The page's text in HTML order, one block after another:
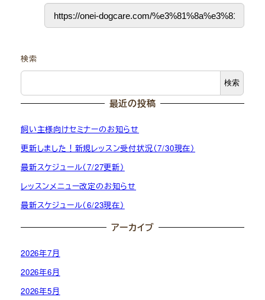
検索
検索
最近の投稿
飼い主様向けセミナーのお知らせ
更新しました！新規レッスン受付状況（7/30現在）
最新スケジュール（7/27更新）
レッスンメニュー改定のお知らせ
最新スケジュール（6/23現在）
アーカイブ
2026年7月
2026年6月
2026年5月